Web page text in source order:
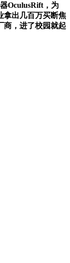
OculusRift，为
拿出几百万买断焦
商，进了校园就起